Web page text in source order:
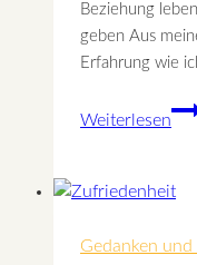
Beziehung
geben Aus
Erfahrung wie
Weiterlesen
Die
Gedanken